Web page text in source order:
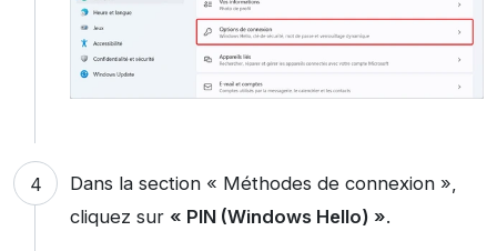
Dans la section « Méthodes de connexion »,
cliquez sur « PIN (Windows Hello) ».